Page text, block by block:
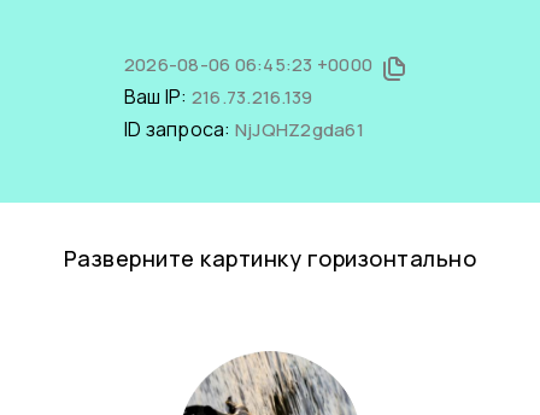
2026-08-06 06:45:23 +0000
Ваш IP: 216.73.216.139
ID запроса: NjJQHZ2gda61
Разверните картинку горизонтально